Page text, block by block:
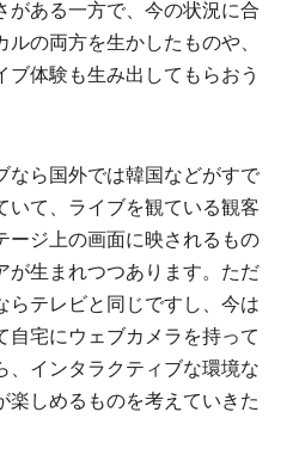
がある一方で、今の状況に合
の両方を生かしたものや、
体験も生み出してもらおう
なら国外では韓国などがすで
いて、ライブを観ている観客
ージ上の画面に映されるもの
が生まれつつあります。ただ
らテレビと同じですし、今は
自宅にウェブカメラを持って
、インタラクティブな環境な
楽しめるものを考えていきた